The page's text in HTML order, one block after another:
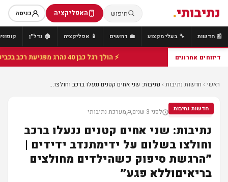
נתיבותי. חיפוש האפליקציה כניסה
📰 חדשות 🔧 בעלי מקצוע 💼 דרושים 📱 אפליקציה 🏠 נדל"ן
דיווחים אחרונים ⚡ הולך רגל כבן 40 נהרג מפגיעת רכב בכביש 25 סמוך לצומת הנשיא, מתנדבי זק"א פועלו בזירה
ראשי › חדשות נתיבות › נתיבות: שני אחים קטנים ננעלו ברכב וחולצו...
חדשות נתיבות
חדשות נתיבות לפני 3 שנים מערכת נתיבותי
נתיבות: שני אחים קטנים ננעלו ברכב
וחולצו בשלום על ידימתנדב ידידים |
״הרגשת סיפוק כשהילדים מחולצים
בריאיםוללא פגע״